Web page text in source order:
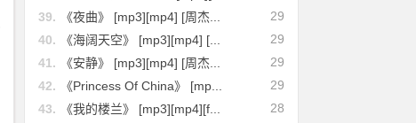
29
39.
《夜曲》 [mp3][mp4] [周杰...
29
40.
《海阔天空》 [mp3][mp4] [...
29
41.
《安静》 [mp3][mp4] [周杰...
29
42.
《Princess Of China》 [mp...
28
43.
《我的楼兰》 [mp3][mp4][f...